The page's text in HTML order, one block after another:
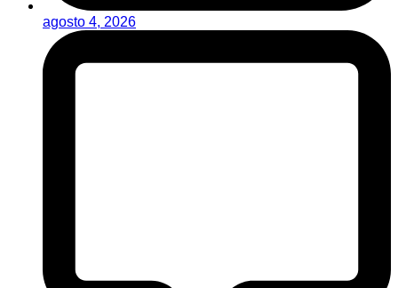
agosto 4, 2026